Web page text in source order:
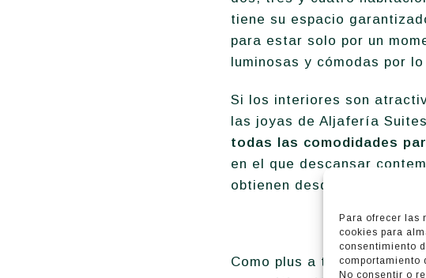
Para ofrecer las
cookies para
consentimiento
comportamiento
No consentir o
tiene su espacio
para estar solo por un
luminosas y cómodas por
Si los interiores son
las joyas de Aljafería
todas las comodidades
en el que descansar
obtienen desde la cubierta
Como plus a tener en